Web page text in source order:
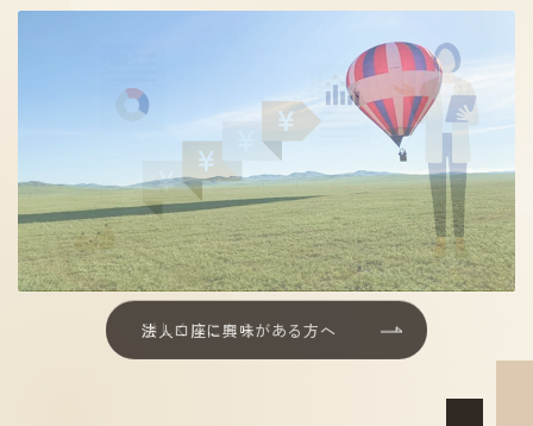
サービス
法人設立代行サービス
その他サービス
モンゴルの
詳しくはこちら